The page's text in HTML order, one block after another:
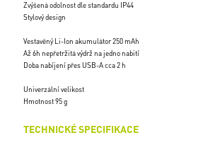
Zvýšená odolnost dle standardu IP44
Stylový design
Vestavěný Li-Ion akumulátor 250 mAh
Až 6h nepřetržitá výdrž na jedno nabití
Doba nabíjení přes USB-A cca 2 h
Univerzální velikost
Hmotnost 95 g
TECHNICKÉ SPECIFIKACE